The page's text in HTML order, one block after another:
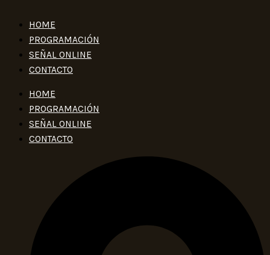
HOME
PROGRAMACIÓN
SEÑAL ONLINE
CONTACTO
HOME
PROGRAMACIÓN
SEÑAL ONLINE
CONTACTO